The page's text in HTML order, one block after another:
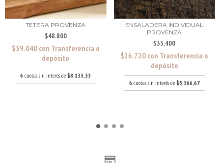
TETERA PROVENZA
$48.800
$39.040 con Transferencia o
depósito
6 cuotas sin interés de$8.133,33
ENSALADERA INDIVIDUAL
PROVENZA
$33.400
$26.720 con Transferencia o
depósito
6 cuotas sin interés de $5.566,67